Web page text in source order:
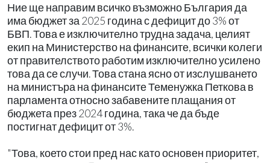
Ние ще направим всичко възможно България да
има бюджет за 2025 година с дефицит до 3% от
БВП. Това е изключително трудна задача, целият
екип на Министерство на финансите, всички колеги
от правителството работим изключително усилено
това да се случи. Това стана ясно от изслушването
на министъра на финансите Теменужка Петкова в
парламента относно забавените плащания от
бюджета през 2024 година, така че да бъде
постигнат дефицит от 3%.
"Това, което стои пред нас като основен приоритет,